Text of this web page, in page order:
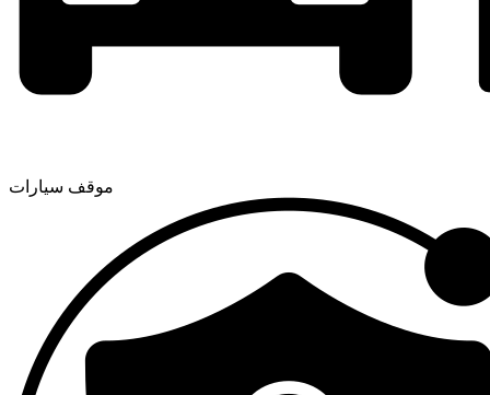
موقف سيارات